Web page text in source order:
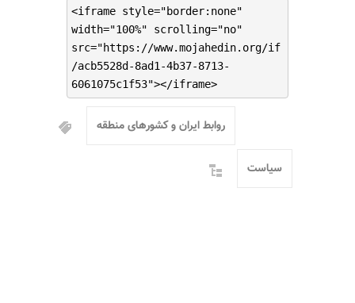
<iframe style="border:none"
width="100%" scrolling="no"
src="https://www.mojahedin.org/if
/acb5528d-8ad1-4b37-8713-
6061075c1f53"></iframe>
روابط ایران و کشورهای منطقه
سیاست